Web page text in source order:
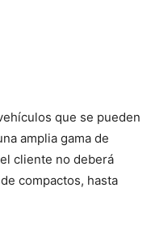
que se pueden
amplia gama de
cliente no deberá
compactos, hasta